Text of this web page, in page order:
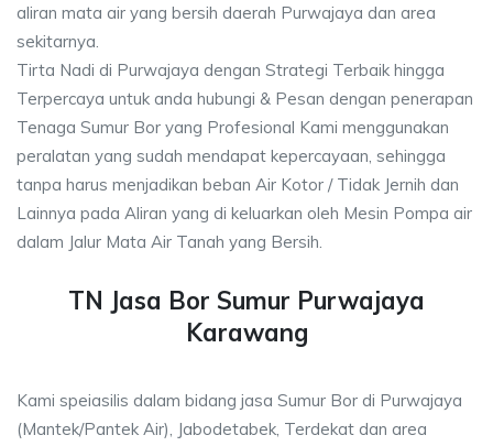
aliran mata air yang bersih daerah Purwajaya dan area
sekitarnya.
Tirta Nadi di Purwajaya dengan Strategi Terbaik hingga
Terpercaya untuk anda hubungi & Pesan dengan penerapan
Tenaga Sumur Bor yang Profesional Kami menggunakan
peralatan yang sudah mendapat kepercayaan, sehingga
tanpa harus menjadikan beban Air Kotor / Tidak Jernih dan
Lainnya pada Aliran yang di keluarkan oleh Mesin Pompa air
dalam Jalur Mata Air Tanah yang Bersih.
TN Jasa Bor Sumur Purwajaya
Karawang
Kami speiasilis dalam bidang jasa Sumur Bor di Purwajaya
(Mantek/Pantek Air), Jabodetabek, Terdekat dan area